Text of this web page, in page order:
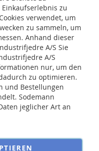
zu
verwendet, um
zu sammeln, um
Anhand dieser
A/S Sie
A/S
nur, um den
zu optimieren.
und Bestellungen
Sodemann
jeglicher Art an